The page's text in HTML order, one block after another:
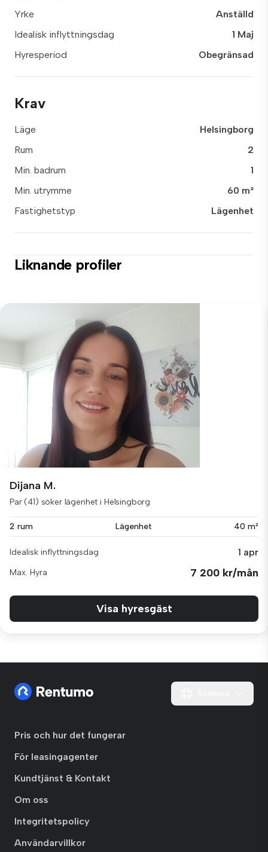
Yrke
Anställd
Idealisk inflyttningsdag
1 Maj
Hyresperiod
Obegränsad
Krav
Läge
Helsingborg
Rum
2
Min. badrum
1
Min. utrymme
60 m²
Fastighetstyp
Lägenhet
Liknande profiler
Dijana M.
Par (41) söker lägenhet i Helsingborg
2 rum Lägenhet 40 m²
Idealisk inflyttningsdag 1 apr
Max. Hyra 7 200 kr/mån
Visa hyresgäst
Pris och hur det fungerar
För leasingagenter
Kundtjänst & Kontakt
Om oss
Integritetspolicy
Användarvillkor